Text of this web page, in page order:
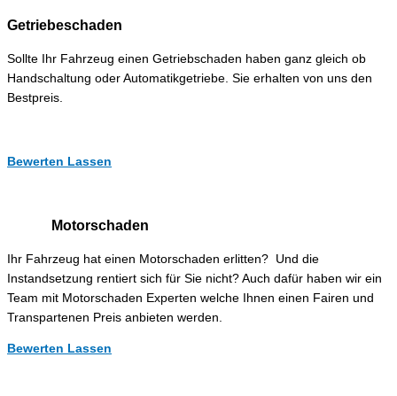
Getriebeschaden
Sollte Ihr Fahrzeug einen Getriebschaden haben ganz gleich ob
Handschaltung oder Automatikgetriebe. Sie erhalten von uns den
Bestpreis.
Bewerten Lassen
Motorschaden
Ihr Fahrzeug hat einen Motorschaden erlitten? Und die
Instandsetzung rentiert sich für Sie nicht? Auch dafür haben wir ein
Team mit Motorschaden Experten welche Ihnen einen Fairen und
Transpartenen Preis anbieten werden.
Bewerten Lassen